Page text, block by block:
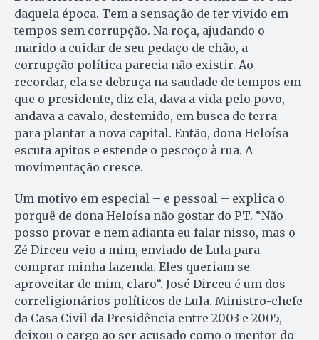
daquela época. Tem a sensação de ter vivido em
tempos sem corrupção. Na roça, ajudando o
marido a cuidar de seu pedaço de chão, a
corrupção política parecia não existir. Ao
recordar, ela se debruça na saudade de tempos em
que o presidente, diz ela, dava a vida pelo povo,
andava a cavalo, destemido, em busca de terra
para plantar a nova capital. Então, dona Heloísa
escuta apitos e estende o pescoço à rua. A
movimentação cresce.
Um motivo em especial – e pessoal – explica o
porquê de dona Heloísa não gostar do PT. “Não
posso provar e nem adianta eu falar nisso, mas o
Zé Dirceu veio a mim, enviado de Lula para
comprar minha fazenda. Eles queriam se
aproveitar de mim, claro”. José Dirceu é um dos
correligionários políticos de Lula. Ministro-chefe
da Casa Civil da Presi­dência entre 2003 e 2005,
deixou o cargo ao ser acusado como o mentor do